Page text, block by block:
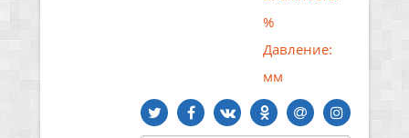
%
Давление:
мм